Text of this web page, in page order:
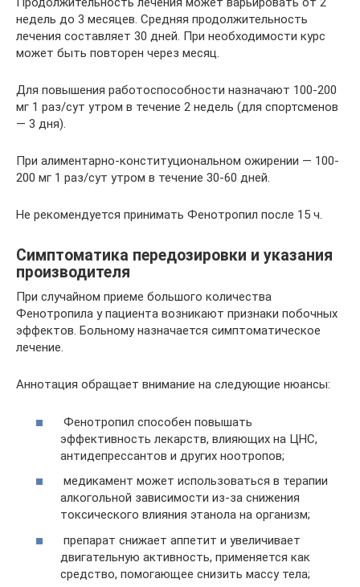
недель до 3 месяцев. Средняя продолжительность
лечения составляет 30 дней. При необходимости курс
может быть повторен через месяц.
Для повышения работоспособности назначают 100-200
мг 1 раз/сут утром в течение 2 недель (для спортсменов
— 3 дня).
При алиментарно-конституциональном ожирении — 100-
200 мг 1 раз/сут утром в течение 30-60 дней.
Не рекомендуется принимать Фенотропил после 15 ч.
Симптоматика передозировки и указания
производителя
При случайном приеме большого количества
Фенотропила у пациента возникают признаки побочных
эффектов. Больному назначается симптоматическое
лечение.
Аннотация обращает внимание на следующие нюансы:
Фенотропил способен повышать
эффективность лекарств, влияющих на ЦНС,
антидепрессантов и других ноотропов;
медикамент может использоваться в терапии
алкогольной зависимости из-за снижения
токсического влияния этанола на организм;
препарат снижает аппетит и увеличивает
двигательную активность, применяется как
средство, помогающее снизить массу тела;